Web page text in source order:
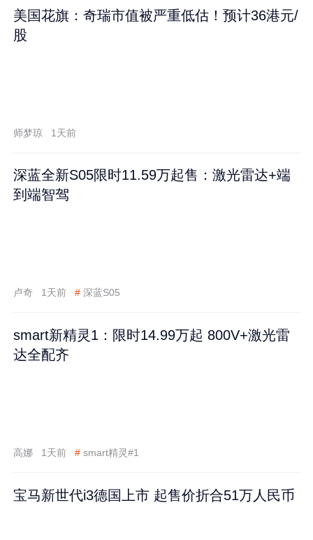
美国花旗：奇瑞市值被严重低估！预计36港元/
股
师梦琼 1天前
深蓝全新S05限时11.59万起售：激光雷达+端
到端智驾
卢奇 1天前 # 深蓝S05
smart新精灵1：限时14.99万起 800V+激光雷
达全配齐
高娜 1天前 # smart精灵#1
宝马新世代i3德国上市 起售价折合51万人民币